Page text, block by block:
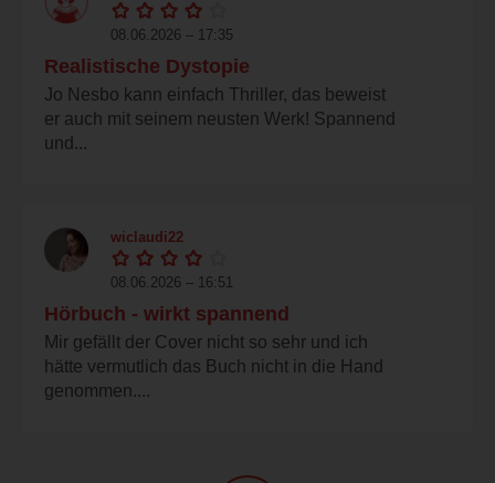
08.06.2026 – 17:35
Realistische Dystopie
Jo Nesbo kann einfach Thriller, das beweist
er auch mit seinem neusten Werk! Spannend
und...
wiclaudi22
08.06.2026 – 16:51
Hörbuch - wirkt spannend
Mir gefällt der Cover nicht so sehr und ich
hätte vermutlich das Buch nicht in die Hand
genommen....